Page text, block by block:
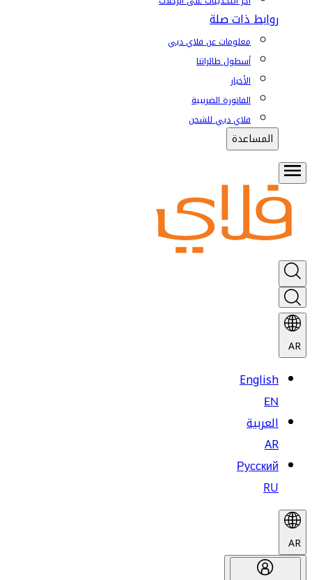
روابط ذات صلة
معلومات عن فلاي دبي
أسطول طائراتنا
الأخبار
الفاتورة الضريبية
فلاي دبي للشحن
المساعدة
AR
English
EN
العربية
AR
Русский
RU
AR